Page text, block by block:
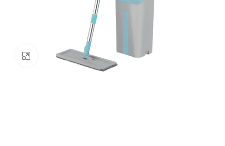
Clique para ampliar